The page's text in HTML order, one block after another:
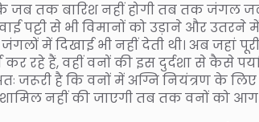
जब तक बारिश नहीं होगी तब तक जंगल
पट्टी से भी विमानों को उड़ाने और
में दिखाई भी नहीं देती थी। अब जहां
कर रहे हैं, वहीं वनों की इस दुर्दशा से कैसे
अतः जरूरी है कि वनों में अग्नि नियंत्रण के
नहीं की जाएगी तब तक वनों को आग